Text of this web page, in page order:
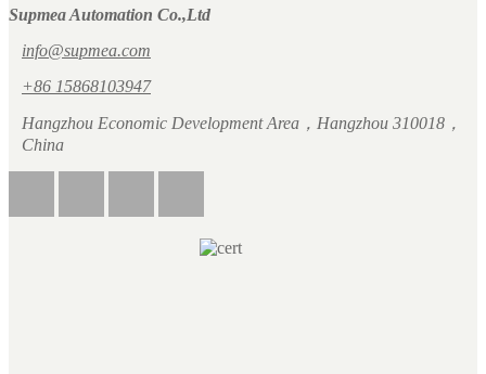
Supmea Automation Co.,Ltd
info@supmea.com
+86 15868103947
Hangzhou Economic Development Area，Hangzhou 310018，
China